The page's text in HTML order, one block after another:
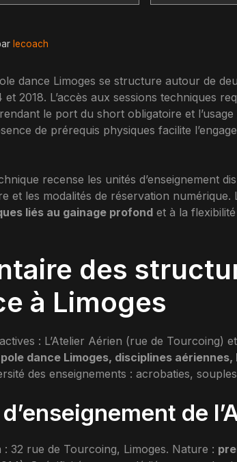
lecoach
dance Limoges se structure autour de
et 2018. L’accès aux sessions techniques
le port du short obligatoire et
de prérequis physiques facilite
recense les unités d’enseignement
et les modalités de réservation numérique.
liés au gainage profond et à la
des
à Limoges
: L’Atelier Aérien (rue de Tourcoing)
pole dance Limoges, disciplines aériennes,
des enseignements : acrobaties,
de
: 32 rue de Tourcoing, Limoges. Nature :